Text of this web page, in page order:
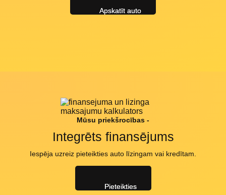
Mūsu priekšrocības -
Integrēts finansējums
Iespēja uzreiz pieteikties auto līzingam vai kredītam.